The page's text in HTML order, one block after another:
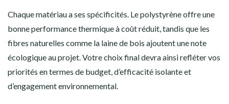
Chaque matériau a ses spécificités. Le polystyrène offre une
bonne performance thermique à coût réduit, tandis que les
fibres naturelles comme la laine de bois ajoutent une note
écologique au projet. Votre choix final devra ainsi refléter vos
priorités en termes de budget, d’efficacité isolante et
d’engagement environnemental.